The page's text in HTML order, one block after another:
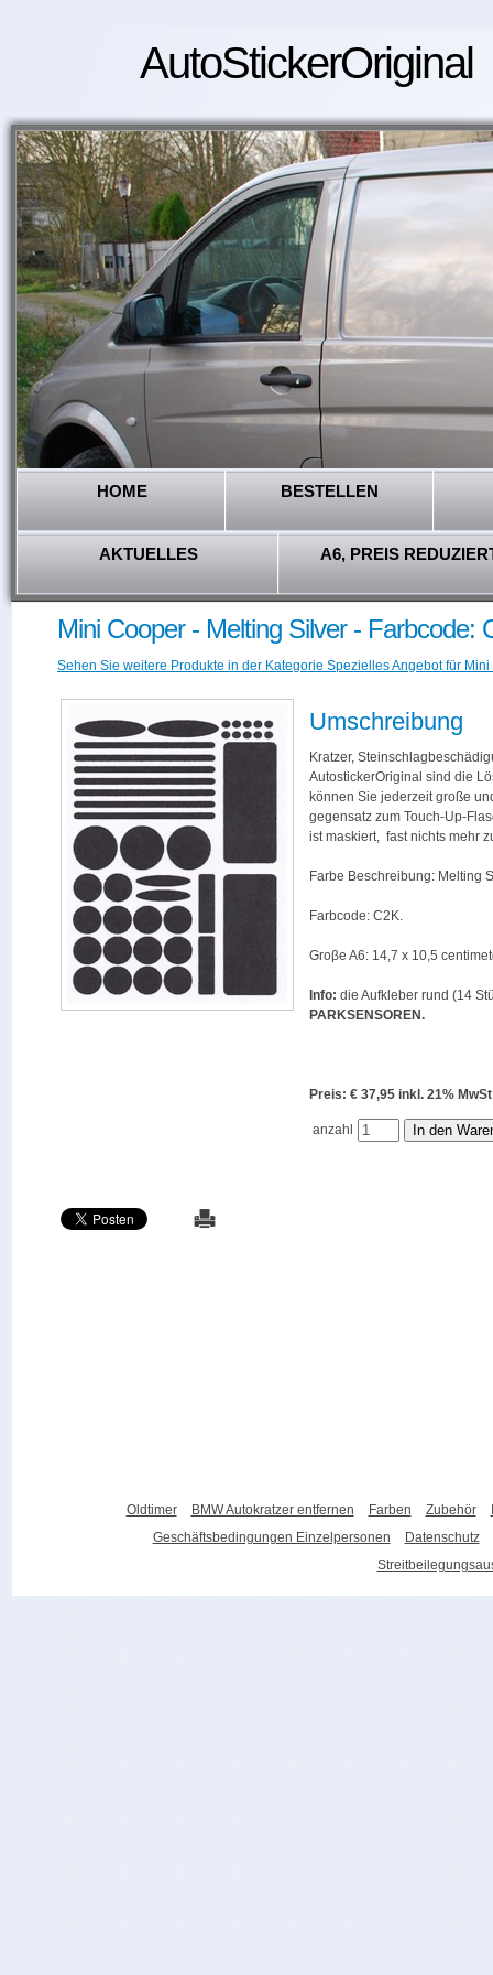
AutoStickerOriginal
HOME BESTELLEN
AKTUELLES A6, PREIS
Mini Cooper - Melting Silver - Farbcode:
Sehen Sie weitere Produkte in der Kategorie Spezielles Angebot für Mini
Umschreibung
Kratzer,
AutostickerOriginal sind die
können Sie jederzeit große
gegensatz zum Touch-Up-
ist maskiert, fast nichts mehr
Farbe Beschreibung: Melting
Farbcode: C2K.
Groβe A6: 14,7 x 10,5
Info: die Aufkleber rund (14
PARKSENSOREN.
Preis: € 37,95 inkl. 21%
anzahl
Oldtimer BMW Autokratzer entfernen Farben Zubehör
Geschäftsbedingungen Einzelpersonen
Datenschutz